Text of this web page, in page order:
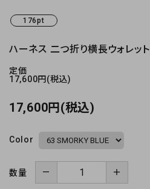
176pt
ハーネス 二つ折り横長ウォレット
定価
17,600円(税込)
17,600円(税込)
Color
数量 － ＋